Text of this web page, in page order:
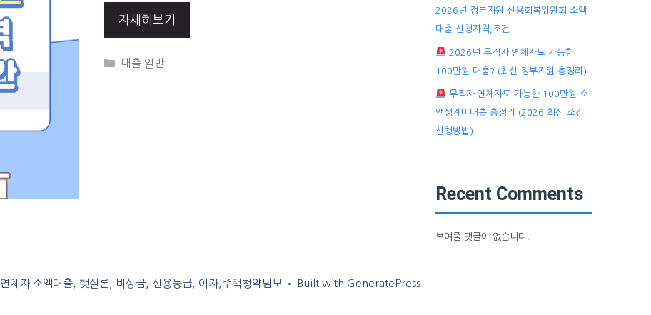
자세히보기
Categories
대출 일반
2026년 정부지원 신용회복위원회 소액
대출 신청자격,조건
2026년 무직자·연체자도 가능한
100만원 대출? (최신 정부지원 총정리)
무직자·연체자도 가능한 100만원 소
액생계비대출 총정리 (2026 최신 조건·
신청방법)
Recent Comments
보여줄 댓글이 없습니다.
체자 소액대출, 햇살론, 비상금, 신용등급, 이자,주택청약담보• Built with GeneratePress